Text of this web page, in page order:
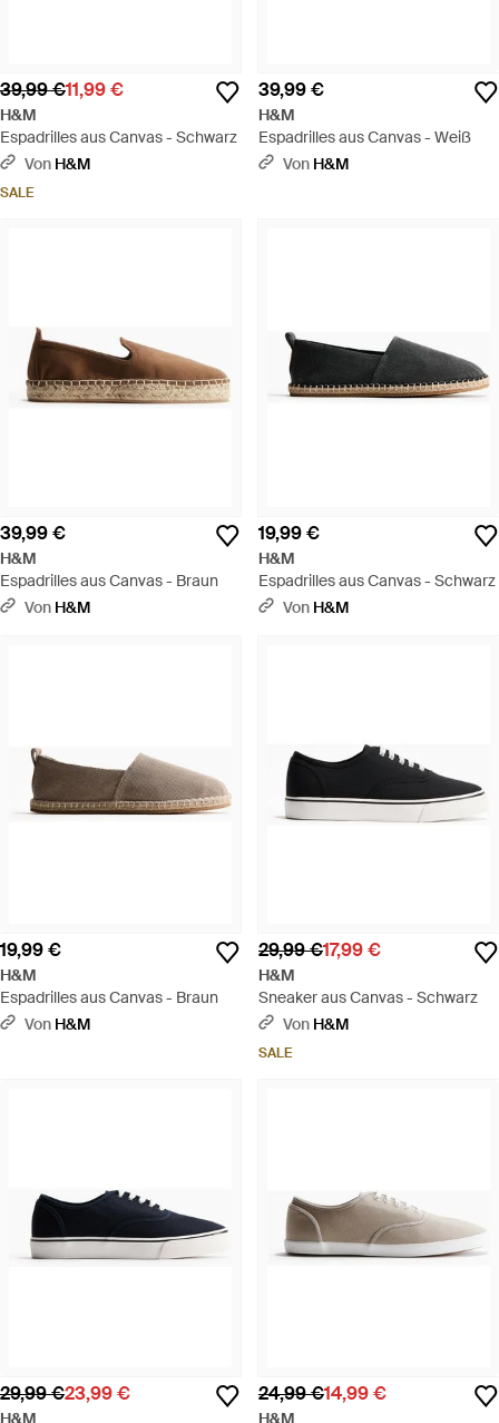
39,99 €11,99 €
H&M
Espadrilles aus Canvas - Schwarz
Von H&M
SALE
39,99 €
H&M
Espadrilles aus Canvas - Weiß
Von H&M
39,99 €
H&M
Espadrilles aus Canvas - Braun
Von H&M
19,99 €
H&M
Espadrilles aus Canvas - Schwarz
Von H&M
19,99 €
H&M
Espadrilles aus Canvas - Braun
Von H&M
29,99 €17,99 €
H&M
Sneaker aus Canvas - Schwarz
Von H&M
SALE
29,99 €23,99 €
H&M
24,99 €14,99 €
H&M